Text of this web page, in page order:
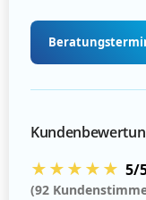
★★★★★ 5/
(92